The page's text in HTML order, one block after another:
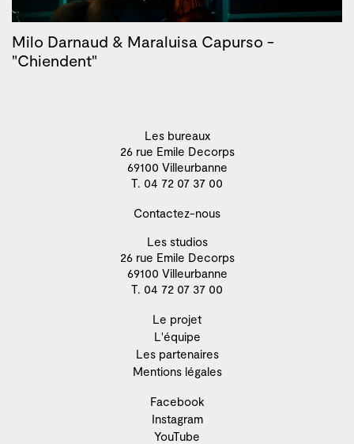
Milo Darnaud & Maraluisa Capurso -
"Chiendent"
Les bureaux
26 rue Emile Decorps
69100 Villeurbanne
T. 04 72 07 37 00
Contactez-nous
Les studios
26 rue Emile Decorps
69100 Villeurbanne
T. 04 72 07 37 00
Le projet
L'équipe
Les partenaires
Mentions légales
Facebook
Instagram
YouTube